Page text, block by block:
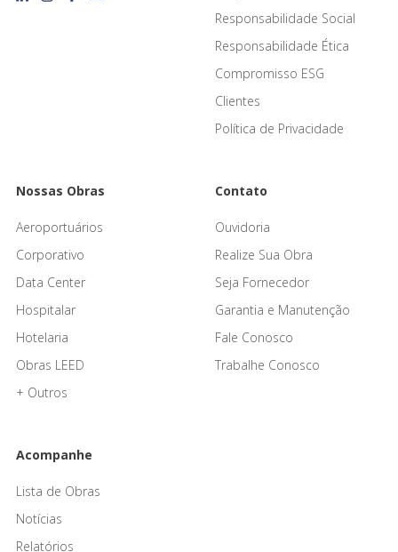
Responsabilidade Social
Responsabilidade Ética
Compromisso ESG
Clientes
Política de Privacidade
Nossas Obras
Aeroportuários
Corporativo
Data Center
Hospitalar
Hotelaria
Obras LEED
+ Outros
Contato
Ouvidoria
Realize Sua Obra
Seja Fornecedor
Garantia e Manutenção
Fale Conosco
Trabalhe Conosco
Acompanhe
Lista de Obras
Notícias
Relatórios